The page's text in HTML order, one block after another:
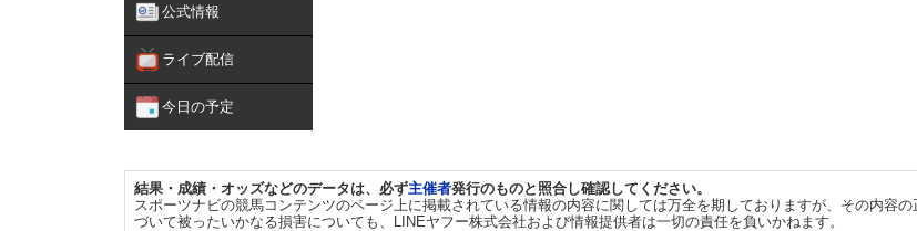
公式情報
ライブ配信
今日の予定
結果・成績・オッズなどのデータは、必ず主催者発行のものと照合し確認してください。
スポーツナビの競馬コンテンツのページ上に掲載されている情報の内容に関しては万全を期しておりますが、その内容
づいて被ったいかなる損害についても、LINEヤフー株式会社および情報提供者は一切の責任を負いかねます。